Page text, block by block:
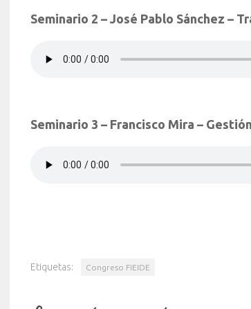
Seminario 2 – José Pablo Sánchez –
Seminario 3 – Francisco Mira –
Etiquetas: Congreso FIEIDE